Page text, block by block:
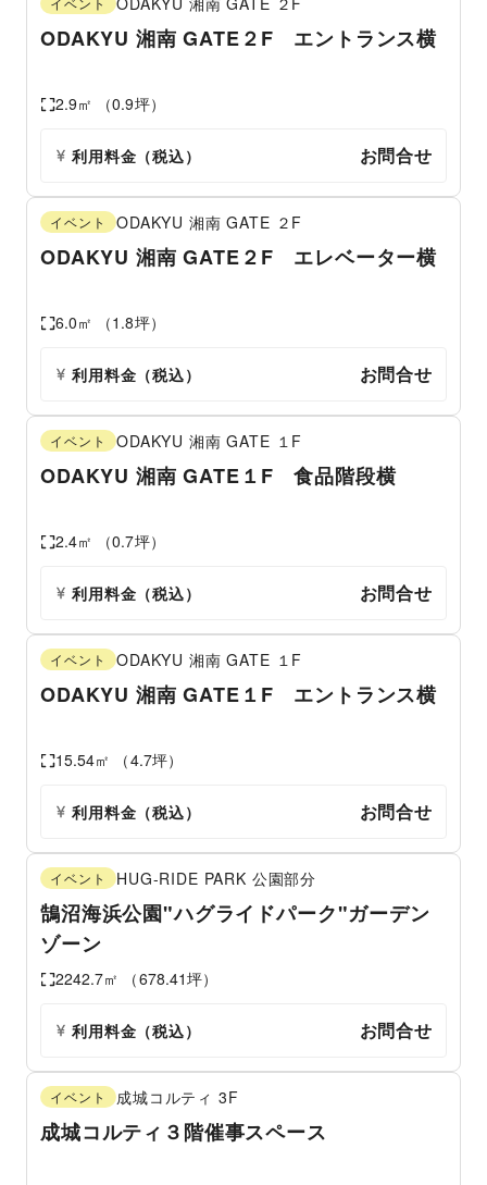
ODAKYU 湘南 GATE２F エントランス横
2.9㎡ （0.9坪）
利用料金（税込） お問合せ
イベント ODAKYU 湘南 GATE ２F
ODAKYU 湘南 GATE２F エレベーター横
6.0㎡ （1.8坪）
利用料金（税込） お問合せ
イベント ODAKYU 湘南 GATE １F
ODAKYU 湘南 GATE１F 食品階段横
2.4㎡ （0.7坪）
利用料金（税込） お問合せ
イベント ODAKYU 湘南 GATE １F
ODAKYU 湘南 GATE１F エントランス横
15.54㎡ （4.7坪）
利用料金（税込） お問合せ
イベント HUG-RIDE PARK 公園部分
鵠沼海浜公園"ハグライドパーク"ガーデン
ゾーン
2242.7㎡ （678.41坪）
利用料金（税込） お問合せ
イベント 成城コルティ 3F
成城コルティ３階催事スペース